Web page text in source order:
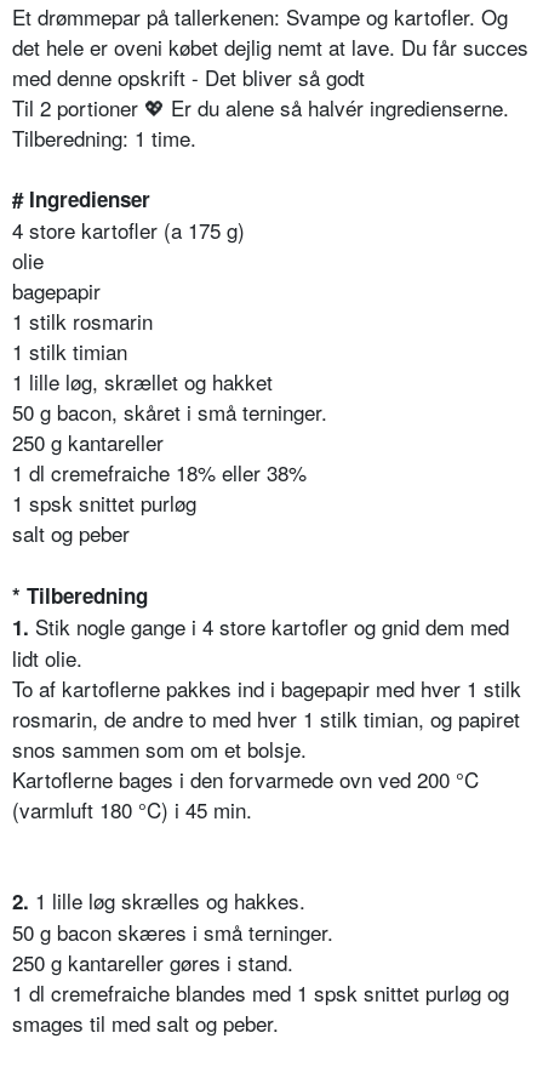
Et drømmepar på tallerkenen: Svampe og kartofler. Og
det hele er oveni købet dejlig nemt at lave. Du får succes
med denne opskrift - Det bliver så godt
Til 2 portioner 💖 Er du alene så halvér ingredienserne.
Tilberedning: 1 time.
# Ingredienser
4 store kartofler (a 175 g)
olie
bagepapir
1 stilk rosmarin
1 stilk timian
1 lille løg, skrællet og hakket
50 g bacon, skåret i små terninger.
250 g kantareller
1 dl cremefraiche 18% eller 38%
1 spsk snittet purløg
salt og peber
* Tilberedning
1. Stik nogle gange i 4 store kartofler og gnid dem med
lidt olie.
To af kartoflerne pakkes ind i bagepapir med hver 1 stilk
rosmarin, de andre to med hver 1 stilk timian, og papiret
snos sammen som om et bolsje.
Kartoflerne bages i den forvarmede ovn ved 200 °C
(varmluft 180 °C) i 45 min.
2. 1 lille løg skrælles og hakkes.
50 g bacon skæres i små terninger.
250 g kantareller gøres i stand.
1 dl cremefraiche blandes med 1 spsk snittet purløg og
smages til med salt og peber.